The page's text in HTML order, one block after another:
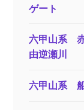
ゲート
六甲山系
由逆瀬川
六甲山系